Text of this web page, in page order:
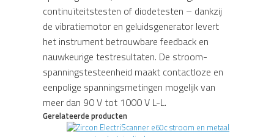
continuïteitstesten of diodetesten – dankzij
de vibratiemotor en geluidsgenerator levert
het instrument betrouwbare feedback en
nauwkeurige testresultaten. De stroom-
spanningstesteenheid maakt contactloze en
eenpolige spanningsmetingen mogelijk van
meer dan 90 V tot 1000 V L-L.
Gerelateerde producten